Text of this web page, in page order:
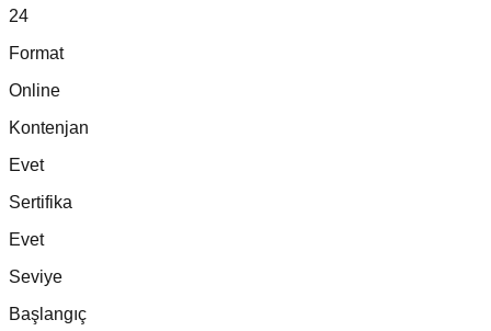
24
Format
Online
Kontenjan
Evet
Sertifika
Evet
Seviye
Başlangıç